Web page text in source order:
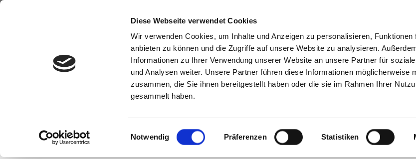
Diese Webseite verwendet Cookies
Wir verwenden Cookies, um Inhalte und Anzeigen zu personalisieren, Funktionen
anbieten zu können und die Zugriffe auf unsere Website zu analysieren.
Informationen zu Ihrer Verwendung unserer Website an unsere Partner für
und Analysen weiter. Unsere Partner führen diese Informationen möglicherweise
zusammen, die Sie ihnen bereitgestellt haben oder die sie im Rahmen Ihrer
gesammelt haben.
Einwilligungsauswahl
Notwendig Präferenzen Statistiken
Neues
Wenn Sie konkrete Vorstellungen zu Ihrer Skireise haben - einfach unser Anfrageformular